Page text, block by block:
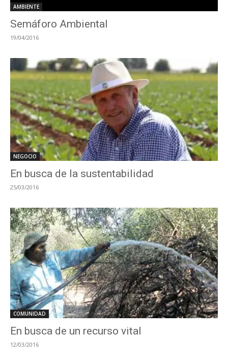
AMBIENTE
Semáforo Ambiental
19/04/2016
NEGOCIO
En busca de la sustentabilidad
25/03/2016
COMUNIDAD
En busca de un recurso vital
12/03/2016